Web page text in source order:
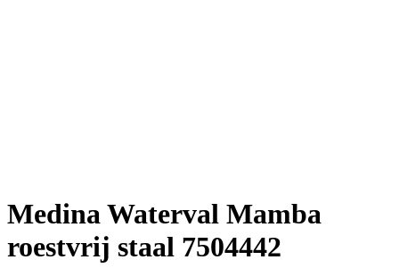
Medina Waterval Mamba
roestvrij staal 7504442